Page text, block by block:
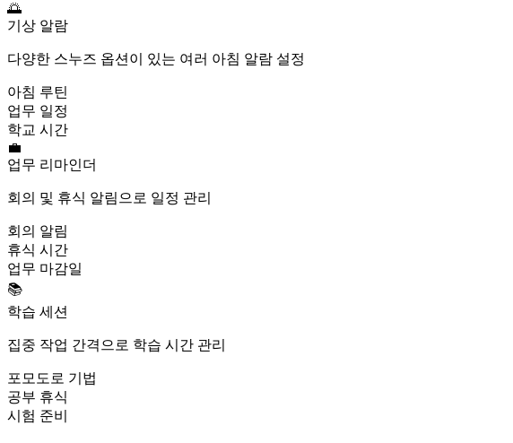
🌅
기상 알람
다양한 스누즈 옵션이 있는 여러 아침 알람 설정
아침 루틴
업무 일정
학교 시간
💼
업무 리마인더
회의 및 휴식 알림으로 일정 관리
회의 알림
휴식 시간
업무 마감일
📚
학습 세션
집중 작업 간격으로 학습 시간 관리
포모도로 기법
공부 휴식
시험 준비